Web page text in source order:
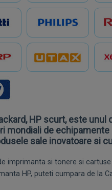
HP scurt, este unul
mondiali de
sale inovatoare si
imprimanta si tonere si
HP, puteti cumpara de la